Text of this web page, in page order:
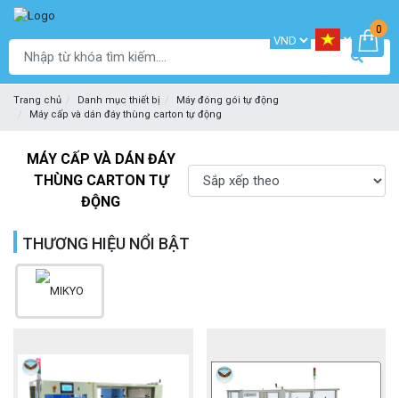
0
Trang chủ Danh mục thiết bị
Máy đóng gói tự động
Máy cấp và dán đáy thùng carton tự động
MÁY CẤP VÀ DÁN ĐÁY
THÙNG CARTON TỰ
ĐỘNG
THƯƠNG HIỆU NỔI BẬT